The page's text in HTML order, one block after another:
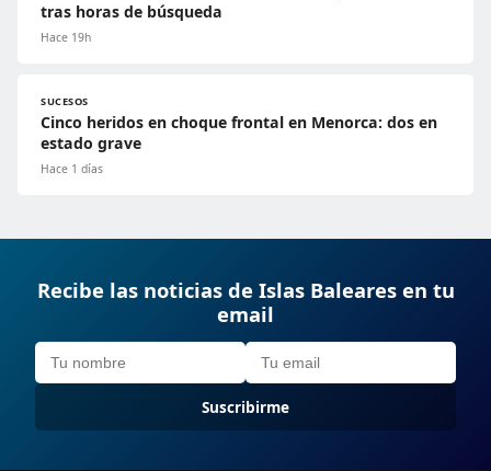
tras horas de búsqueda
Hace 19h
SUCESOS
Cinco heridos en choque frontal en Menorca: dos en
estado grave
Hace 1 días
Recibe las noticias de Islas Baleares en tu
email
Suscribirme